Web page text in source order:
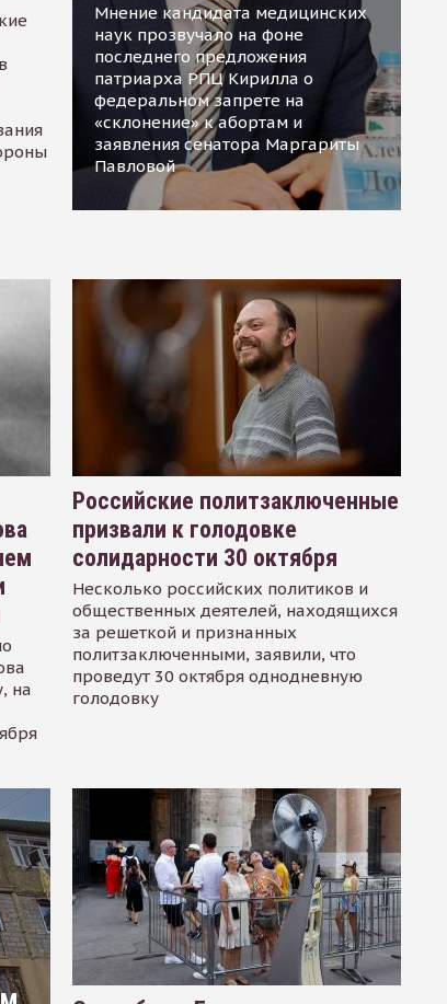
Мнение кандидата медицинских
наук прозвучало на фоне
последнего предложения
патриарха РПЦ Кирилла о
федеральном запрете на
«склонение» к абортам и
заявления сенатора Маргариты
Павловой
на
Российские политзаключенные
призвали к голодовке
солидарности 30 октября
Несколько российских политиков и
общественных деятелей, находящихся
за решеткой и признанных
политзаключенными, заявили, что
проведут 30 октября однодневную
голодовку